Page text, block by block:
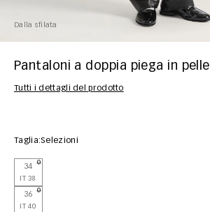
Dalla sfilata
Pantaloni a doppia piega in pelle
Tutti i dettagli del prodotto
Taglia:Selezioni
34
IT 38
36
IT 40